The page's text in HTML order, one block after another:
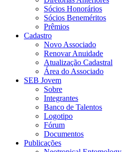
Sócios Honorários
Sócios Beneméritos
Prêmios
Cadastro
Novo Associado
Renovar Anuidade
Atualização Cadastral
Área do Associado
SEB Jovem
Sobre
Integrantes
Banco de Talentos
Logotipo
Fórum
Documentos
Publicações